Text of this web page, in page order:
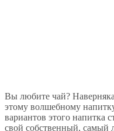
Вы любите чай?
этому волшебному
вариантов этого напитка
свой собственный, самый